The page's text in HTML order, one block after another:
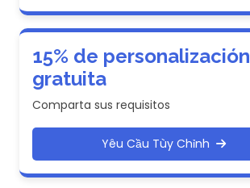
15% de personalización
gratuita
Comparta sus requisitos
Yêu Cầu Tùy Chỉnh